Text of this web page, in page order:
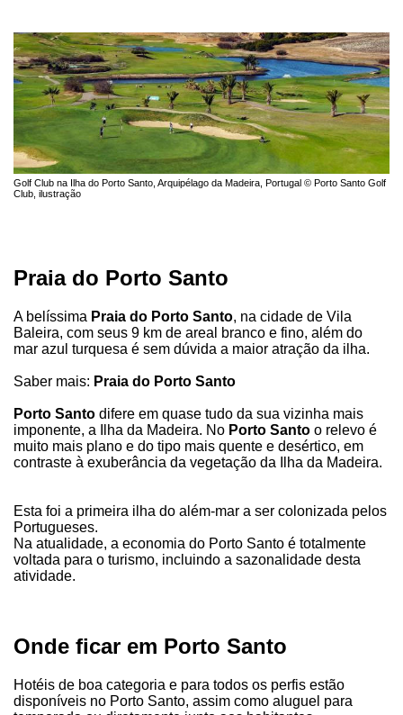
Golf Club na Ilha do Porto Santo, Arquipélago da Madeira, Portugal © Porto Santo Golf
Club, ilustração
Praia do Porto Santo
A belíssima Praia do Porto Santo, na cidade de Vila
Baleira, com seus 9 km de areal branco e fino, além do
mar azul turquesa é sem dúvida a maior atração da ilha.
Saber mais: Praia do Porto Santo
Porto Santo difere em quase tudo da sua vizinha mais
imponente, a Ilha da Madeira. No Porto Santo o relevo é
muito mais plano e do tipo mais quente e desértico, em
contraste à exuberância da vegetação da Ilha da Madeira.
Esta foi a primeira ilha do além-mar a ser colonizada pelos
Portugueses.
Na atualidade, a economia do Porto Santo é totalmente
voltada para o turismo, incluindo a sazonalidade desta
atividade.
Onde ficar em Porto Santo
Hotéis de boa categoria e para todos os perfis estão
disponíveis no Porto Santo, assim como aluguel para